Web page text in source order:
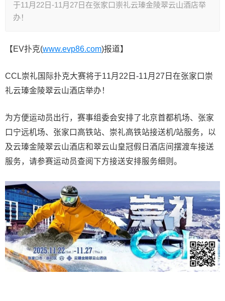
于11月22日-11月27日在张家口崇礼云瑧金陵翠云山酒店举
办！
【EV扑克(www.evp86.com)报道】
CCL崇礼国际扑克大赛将于11月22日-11月27日在张家口崇
礼云瑧金陵翠云山酒店举办！
为方便运动员出行，赛事组委会安排了北京首都机场、张家
口宁远机场、张家口高铁站、崇礼高铁站接送机/站服务，以
及云瑧金陵翠云山酒店和翠云山皇冠假日酒店间摆渡车接送
服务，请参赛运动员查阅下方接送安排服务细则。